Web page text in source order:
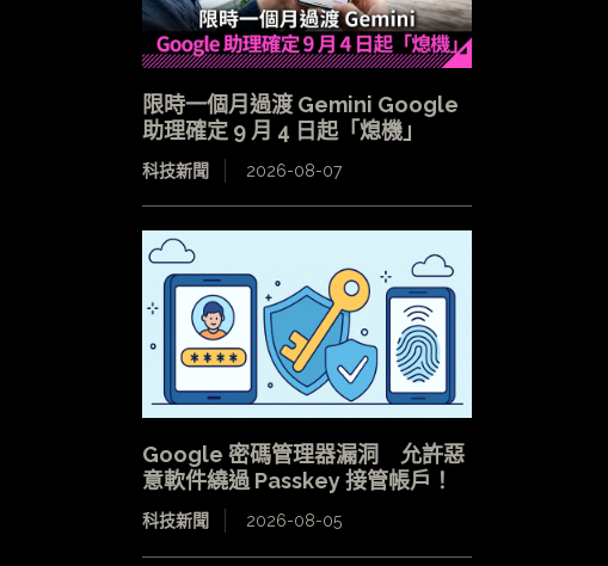
限時一個月過渡 Gemini Google
助理確定 9 月 4 日起「熄機」
科技新聞 2026-08-07
Google 密碼管理器漏洞 允許惡
意軟件繞過 Passkey 接管帳戶！
科技新聞 2026-08-05